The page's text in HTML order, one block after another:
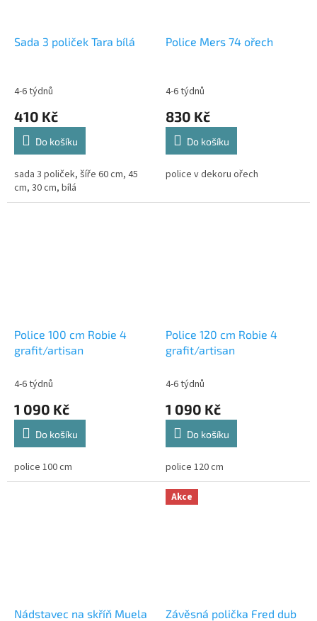
Sada 3 poliček Tara bílá
4-6 týdnů
410 Kč
Do košíku
sada 3 poliček, šíře 60 cm, 45
cm, 30 cm, bílá
Police Mers 74 ořech
4-6 týdnů
830 Kč
Do košíku
police v dekoru ořech
Police 100 cm Robie 4
grafit/artisan
4-6 týdnů
1 090 Kč
Do košíku
police 100 cm
Police 120 cm Robie 4
grafit/artisan
4-6 týdnů
1 090 Kč
Do košíku
police 120 cm
Nádstavec na skříň Muela
Akce
Závěsná polička Fred dub